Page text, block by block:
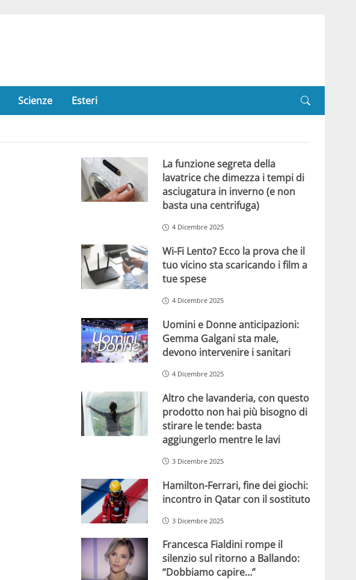
Scienze Esteri
La funzione segreta della
lavatrice che dimezza i tempi di
asciugatura in inverno (e non
basta una centrifuga)
4 Dicembre 2025
Wi-Fi Lento? Ecco la prova che il
tuo vicino sta scaricando i film a
tue spese
4 Dicembre 2025
Uomini e Donne anticipazioni:
Gemma Galgani sta male,
devono intervenire i sanitari
4 Dicembre 2025
Altro che lavanderia, con questo
prodotto non hai più bisogno di
stirare le tende: basta
aggiungerlo mentre le lavi
3 Dicembre 2025
Hamilton-Ferrari, fine dei giochi:
incontro in Qatar con il sostituto
3 Dicembre 2025
Francesca Fialdini rompe il
silenzio sul ritorno a Ballando:
“Dobbiamo capire…”